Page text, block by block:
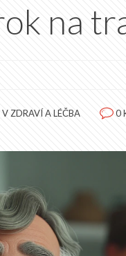
na
V ZDRAVÍ A LÉČBA 0